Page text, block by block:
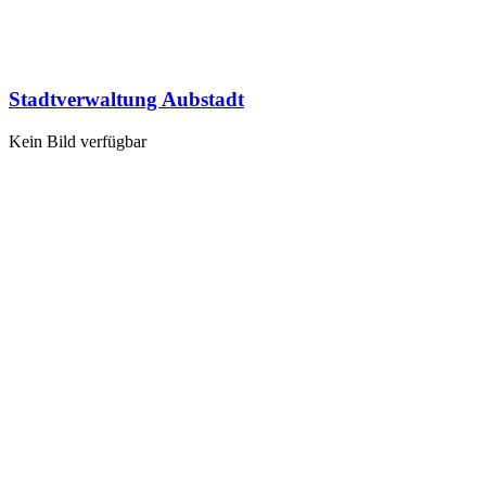
Stadtverwaltung Aubstadt
Kein Bild verfügbar